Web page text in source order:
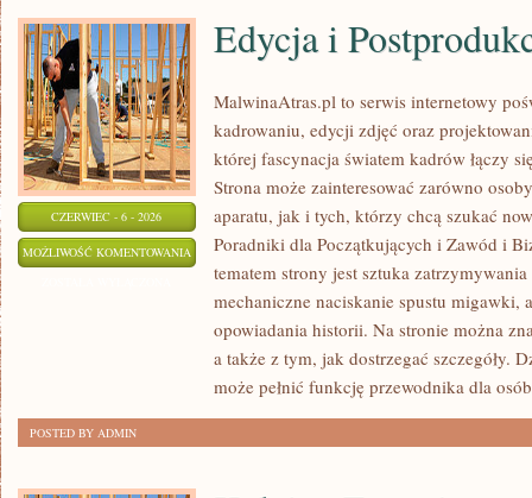
CZERWIEC - 6 - 2026
MOŻLIWOŚĆ KOMENTOWANIA EDYCJA
POSTPRODUKCJA
Edycja i
MalwinaAtras.pl to serwis internetowy
kadrowaniu, edycji zdjęć oraz
której fascynacja światem kadrów łączy
Strona może zainteresować zarówno
aparatu, jak i tych, którzy chcą szukać
Poradniki dla Początkujących i Zawód i
tematem strony jest sztuka
mechaniczne naciskanie spustu migawki,
opowiadania historii. Na stronie można
a także z tym, jak dostrzegać szczegóły.
może pełnić funkcję przewodnika dla
POSTED BY ADMIN